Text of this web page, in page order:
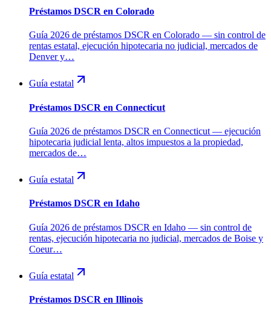
Préstamos DSCR en Colorado
Guía 2026 de préstamos DSCR en Colorado — sin control de
rentas estatal, ejecución hipotecaria no judicial, mercados de
Denver y…
Guía estatal
Préstamos DSCR en Connecticut
Guía 2026 de préstamos DSCR en Connecticut — ejecución
hipotecaria judicial lenta, altos impuestos a la propiedad,
mercados de…
Guía estatal
Préstamos DSCR en Idaho
Guía 2026 de préstamos DSCR en Idaho — sin control de
rentas, ejecución hipotecaria no judicial, mercados de Boise y
Coeur…
Guía estatal
Préstamos DSCR en Illinois